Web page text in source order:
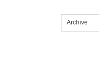
Archive